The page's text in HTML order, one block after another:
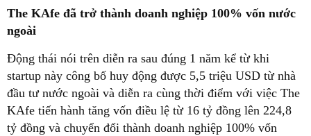
The KAfe đã trở thành doanh nghiệp 100% vốn nước
ngoài
Động thái nói trên diễn ra sau đúng 1 năm kể từ khi
startup này công bố huy động được 5,5 triệu USD từ nhà
đầu tư nước ngoài và diễn ra cùng thời điểm với việc The
KAfe tiến hành tăng vốn điều lệ từ 16 tỷ đồng lên 224,8
tỷ đồng và chuyển đổi thành doanh nghiệp 100% vốn